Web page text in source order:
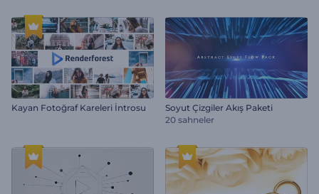
Kayan Fotoğraf Kareleri İntrosu
Soyut Çizgiler Akış Paketi
20 sahneler